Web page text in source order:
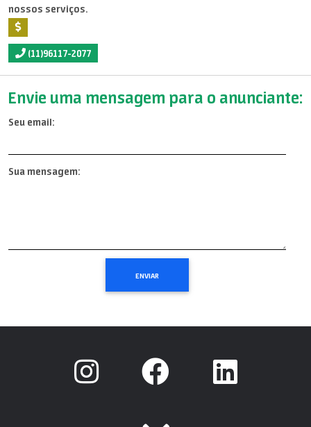
nossos serviços.
(11)96117-2077
Envie uma mensagem para o anunciante:
Seu email:
Sua mensagem: